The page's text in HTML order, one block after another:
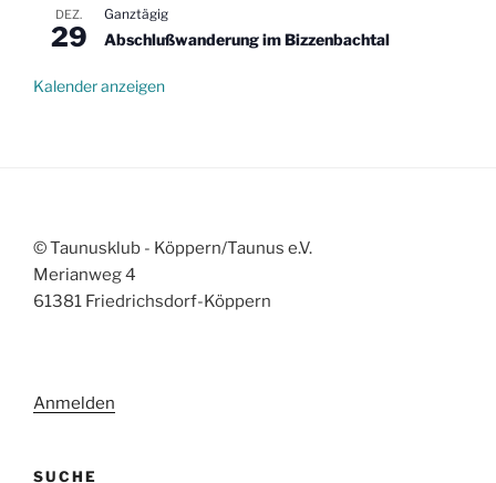
DEZ.
29
Ganztägig
Abschlußwanderung im Bizzenbachtal
Kalender anzeigen
© Taunusklub - Köppern/Taunus e.V.
Merianweg 4
61381 Friedrichsdorf-Köppern
Anmelden
SUCHE